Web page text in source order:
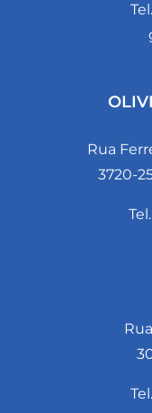
Rua
3720-